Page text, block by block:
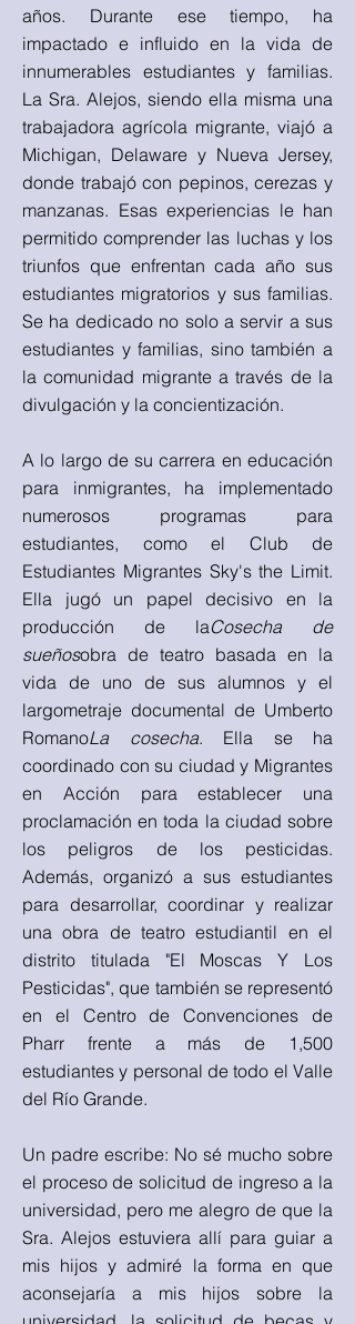
años. Durante ese tiempo, ha
impactado e influido en la vida de
innumerables estudiantes y familias.
La Sra. Alejos, siendo ella misma una
trabajadora agrícola migrante, viajó a
Michigan, Delaware y Nueva Jersey,
donde trabajó con pepinos, cerezas y
manzanas. Esas experiencias le han
permitido comprender las luchas y los
triunfos que enfrentan cada año sus
estudiantes migratorios y sus familias.
Se ha dedicado no solo a servir a sus
estudiantes y familias, sino también a
la comunidad migrante a través de la
divulgación y la concientización.
A lo largo de su carrera en educación
para inmigrantes, ha implementado
numerosos programas para
estudiantes, como el Club de
Estudiantes Migrantes Sky's the Limit.
Ella jugó un papel decisivo en la
producción de laCosecha de
sueñosobra de teatro basada en la
vida de uno de sus alumnos y el
largometraje documental de Umberto
RomanoLa cosecha. Ella se ha
coordinado con su ciudad y Migrantes
en Acción para establecer una
proclamación en toda la ciudad sobre
los peligros de los pesticidas.
Además, organizó a sus estudiantes
para desarrollar, coordinar y realizar
una obra de teatro estudiantil en el
distrito titulada "El Moscas Y Los
Pesticidas", que también se representó
en el Centro de Convenciones de
Pharr frente a más de 1,500
estudiantes y personal de todo el Valle
del Río Grande.
Un padre escribe: No sé mucho sobre
el proceso de solicitud de ingreso a la
universidad, pero me alegro de que la
Sra. Alejos estuviera allí para guiar a
mis hijos y admiré la forma en que
aconsejaría a mis hijos sobre la